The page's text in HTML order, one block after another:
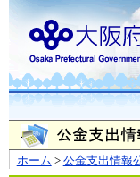
ホーム > 公金支出情報